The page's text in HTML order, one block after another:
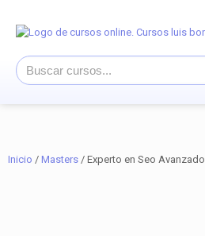
Inicio / Masters / Experto en Seo Avanzado